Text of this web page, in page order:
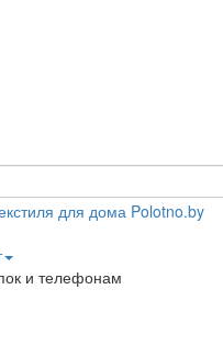
и телефонам